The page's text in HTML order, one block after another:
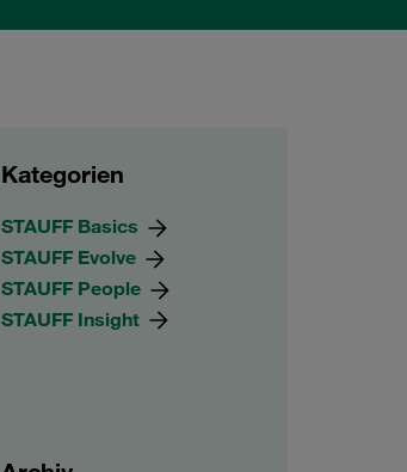
Kategorien
STAUFF Basics
STAUFF Evolve
STAUFF People
STAUFF Insight